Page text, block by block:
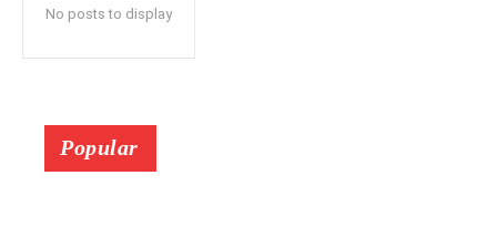
No posts to display
Popular